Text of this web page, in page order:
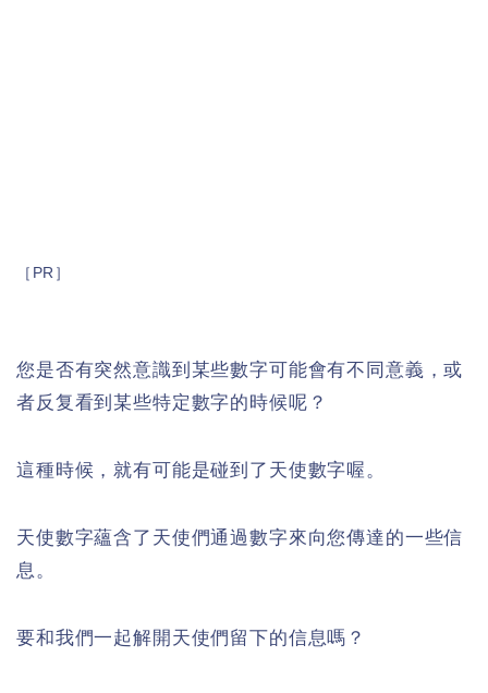
［PR］
您是否有突然意識到某些數字可能會有不同意義，或
者反复看到某些特定數字的時候呢？
這種時候，就有可能是碰到了天使數字喔。
天使數字蘊含了天使們通過數字來向您傳達的一些信
息。
要和我們一起解開天使們留下的信息嗎？